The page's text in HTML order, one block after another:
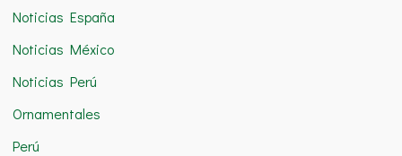
Noticias España
Noticias México
Noticias Perú
Ornamentales
Perú